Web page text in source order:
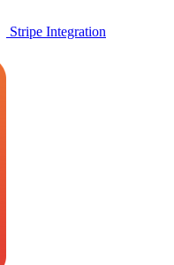
Stripe Integration